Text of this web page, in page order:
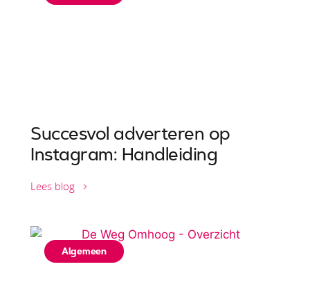
Succesvol adverteren op
Instagram: Handleiding
Lees blog
Algemeen